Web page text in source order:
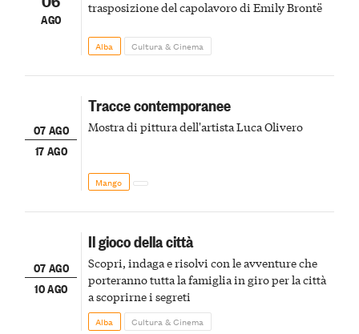
AGO
trasposizione del capolavoro di Emily Brontë
Alba Cultura & Cinema
07 AGO
17 AGO
Tracce contemporanee
Mostra di pittura dell'artista Luca Olivero
Mango
07 AGO
10 AGO
Il gioco della città
Scopri, indaga e risolvi con le avventure che
porteranno tutta la famiglia in giro per la città
a scoprirne i segreti
Alba Cultura & Cinema